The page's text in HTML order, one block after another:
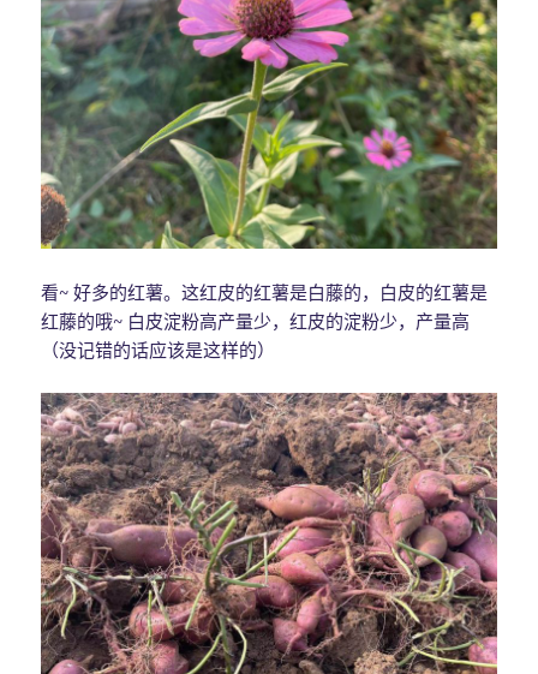
看~ 好多的红薯。这红皮的红薯是白藤的，白皮的红薯是
红藤的哦~ 白皮淀粉高产量少，红皮的淀粉少，产量高
（没记错的话应该是这样的）